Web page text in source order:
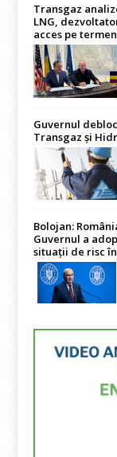
Transgaz
LNG,
acces pe
Guvernul
Transgaz și
Bolojan:
Guvernul a
situații de risc